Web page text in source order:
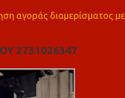
αγοράς διαμερίσματος με
2731026347